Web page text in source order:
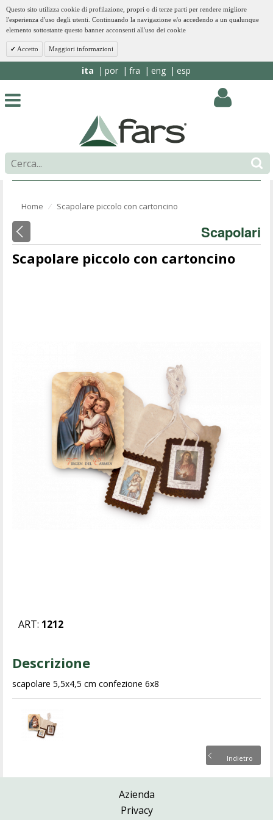
Questo sito utilizza cookie di profilazione, propri o di terze parti per rendere migliore
l'esperienza d'uso degli utenti. Continuando la navigazione e/o accedendo a un qualunque
elemento sottostante questo banner acconsenti all'uso dei cookie
Accetto Maggiori informazioni
ita por fra eng esp
Home ⁄ Scapolare piccolo con cartoncino
Scapolari
Scapolare piccolo con cartoncino
ART: 1212
Descrizione
scapolare 5,5x4,5 cm confezione 6x8
Indietro
Azienda
Privacy